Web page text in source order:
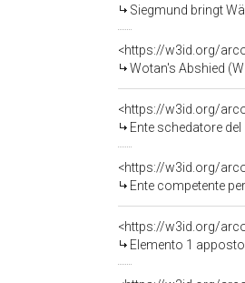
Siegmund bringt
<https://w3id.org/
Wotan's Abshied
<https://w3id.org/
Ente schedatore del
<https://w3id.org/
Ente competente
<https://w3id.org/
Elemento 1